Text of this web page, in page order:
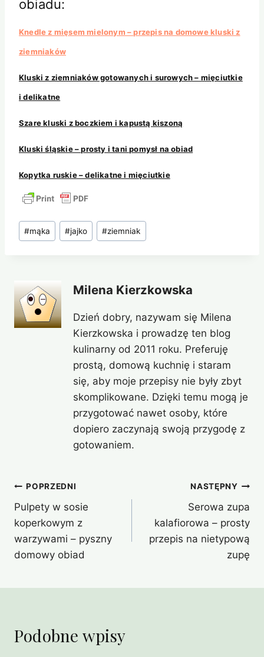
obiadu:
Knedle z mięsem mielonym – przepis na domowe kluski z
ziemniaków
Kluski z ziemniaków gotowanych i surowych – mięciutkie
i delikatne
Szare kluski z boczkiem i kapustą kiszoną
Kluski śląskie – prosty i tani pomysł na obiad
Kopytka ruskie – delikatne i mięciutkie
Tagi
wpisu:
#mąka #jajko #ziemniak
Milena Kierzkowska
Dzień dobry, nazywam się Milena
Kierzkowska i prowadzę ten blog
kulinarny od 2011 roku. Preferuję
prostą, domową kuchnię i staram
się, aby moje przepisy nie były zbyt
skomplikowane. Dzięki temu mogą je
przygotować nawet osoby, które
dopiero zaczynają swoją przygodę z
gotowaniem.
Nawigacja
wpisu
POPRZEDNI
Pulpety w sosie
koperkowym z
warzywami – pyszny
domowy obiad
NASTĘPNY
Serowa zupa
kalafiorowa – prosty
przepis na nietypową
zupę
Podobne wpisy